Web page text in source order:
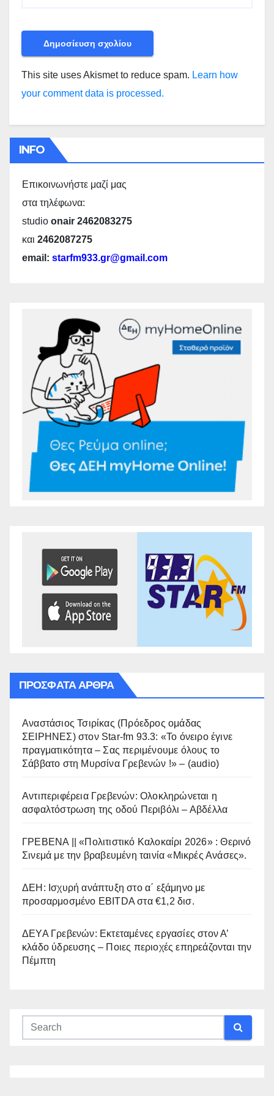
This site uses Akismet to reduce spam. Learn how
your comment data is processed.
INFO
Επικοινωνήστε μαζί μας
στα τηλέφωνα:
studio onair 2462083275
και 2462087275
email: starfm933.gr@gmail.com
ΠΡΌΣΦΑΤΑ ΆΡΘΡΑ
Αναστάσιος Τσιρίκας (Πρόεδρος ομάδας
ΣΕΙΡΗΝΕΣ) στον Star-fm 93.3: «Το όνειρο έγινε
πραγματικότητα – Σας περιμένουμε όλους το
Σάββατο στη Μυρσίνα Γρεβενών !» – (audio)
Αντιπεριφέρεια Γρεβενών: Ολοκληρώνεται η
ασφαλτόστρωση της οδού Περιβόλι – Αβδέλλα
ΓΡΕΒΕΝΑ || «Πολιτιστικό Καλοκαίρι 2026» : Θερινό
Σινεμά με την βραβευμένη ταινία «Μικρές Ανάσες».
ΔΕΗ: Ισχυρή ανάπτυξη στο α΄ εξάμηνο με
προσαρμοσμένο EBITDA στα €1,2 δισ.
ΔΕΥΑ Γρεβενών: Εκτεταμένες εργασίες στον Α’
κλάδο ύδρευσης – Ποιες περιοχές επηρεάζονται την
Πέμπτη